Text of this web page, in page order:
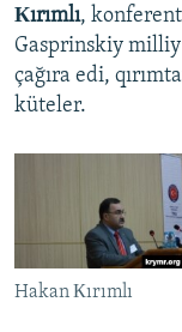
Кırımlı,
Gasprinskiy milliy
çağıra edi,
küteler.
Hakan Кırımlı